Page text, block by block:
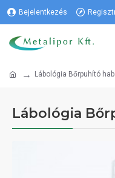
Bejelentkezés
Lábológia Bőrpuhító
Lábológia